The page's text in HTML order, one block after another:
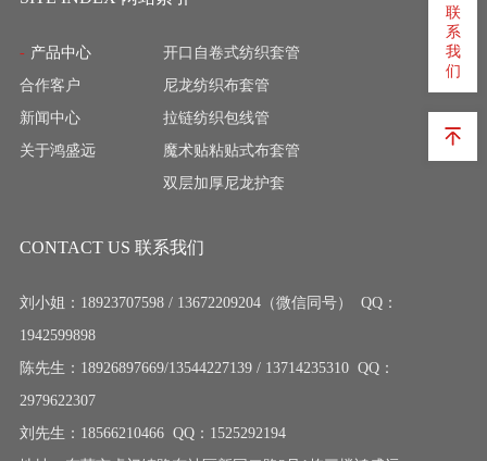
产品中心
合作客户
新闻中心
关于鸿盛远
开口自卷式纺织套管
尼龙纺织布套管
拉链纺织包线管
魔术贴粘贴式布套管
双层加厚尼龙护套
CONTACT US 联系我们
刘小姐：18923707598 / 13672209204（微信同号） QQ：
1942599898
陈先生：18926897669/13544227139 / 13714235310 QQ：
2979622307
刘先生：18566210466 QQ：1525292194
联
系
我
们